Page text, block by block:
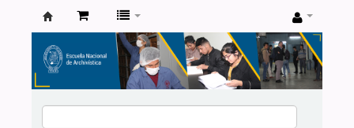
Catálogo
de
Biblioteca
ENA